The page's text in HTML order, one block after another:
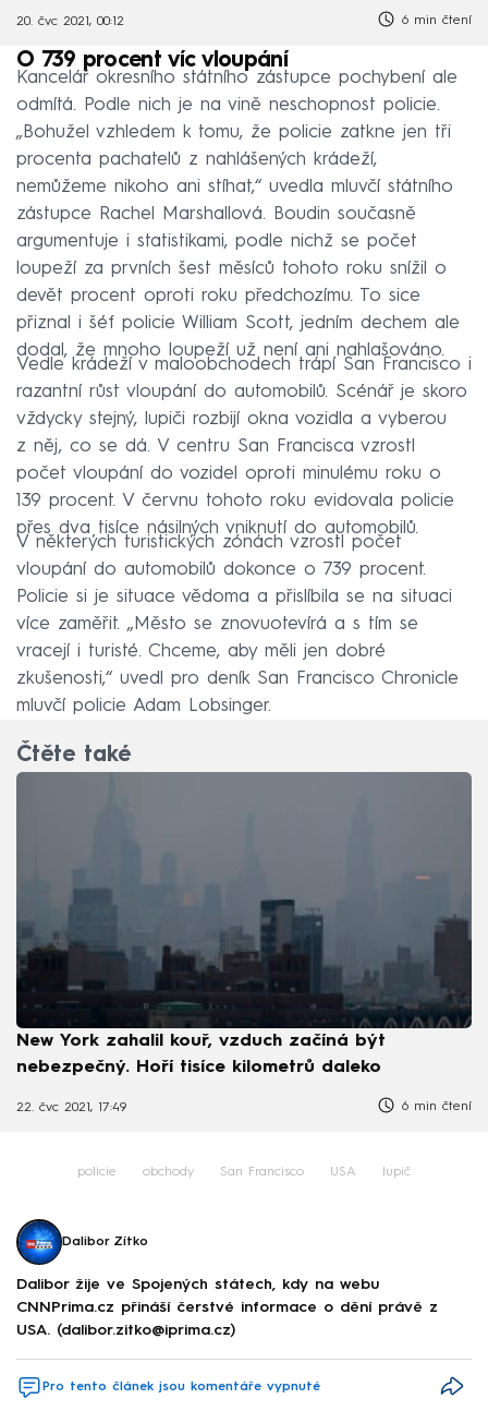
20. čvc 2021, 00:12 6 min čtení
O 739 procent víc vloupání
Kancelář okresního státního zástupce pochybení ale
odmítá. Podle nich je na vině neschopnost policie.
„Bohužel vzhledem k tomu, že policie zatkne jen tři
procenta pachatelů z nahlášených krádeží,
nemůžeme nikoho ani stíhat,“ uvedla mluvčí státního
zástupce Rachel Marshallová. Boudin současně
argumentuje i statistikami, podle nichž se počet
loupeží za prvních šest měsíců tohoto roku snížil o
devět procent oproti roku předchozímu. To sice
přiznal i šéf policie William Scott, jedním dechem ale
dodal, že mnoho loupeží už není ani nahlašováno.
Vedle krádeží v maloobchodech trápí San Francisco i
razantní růst vloupání do automobilů. Scénář je skoro
vždycky stejný, lupiči rozbijí okna vozidla a vyberou
z něj, co se dá. V centru San Francisca vzrostl
počet vloupání do vozidel oproti minulému roku o
139 procent. V červnu tohoto roku evidovala policie
přes dva tisíce násilných vniknutí do automobilů.
V některých turistických zónách vzrostl počet
vloupání do automobilů dokonce o 739 procent.
Policie si je situace vědoma a přislíbila se na situaci
více zaměřit. „Město se znovuotevírá a s tím se
vracejí i turisté. Chceme, aby měli jen dobré
zkušenosti,“ uvedl pro deník San Francisco Chronicle
mluvčí policie Adam Lobsinger.
Čtěte také
New York zahalil kouř, vzduch začíná být
nebezpečný. Hoří tisíce kilometrů daleko
22. čvc 2021, 17:49 6 min čtení
policie obchody San Francisco USA lupič
Dalibor Zítko
Dalibor žije ve Spojených státech, kdy na webu
CNNPrima.cz přináší čerstvé informace o dění právě z
USA. (dalibor.zitko@iprima.cz)
Pro tento článek jsou komentáře vypnuté